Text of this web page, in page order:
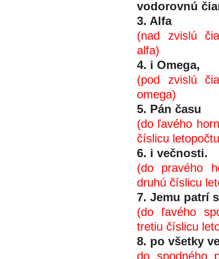
vodorovnú
3. Alfa
(nad zvislú
alfa)
4. i Omega,
(pod zvislú
omega)
5. Pán času
(do ľavého
číslicu
6. i večnosti.
(do pravého
druhú číslicu
7. Jemu patrí
(do ľavého
tretiu číslicu
8. po všetky
do spodného